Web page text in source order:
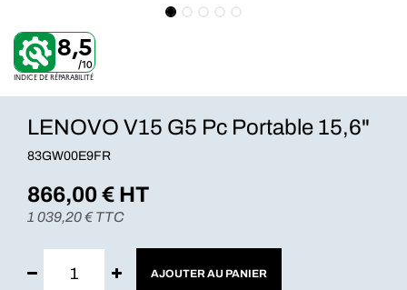
8,5
/10
INDICE DE RÉPARABILITÉ
LENOVO V15 G5 Pc Portable 15,6"
83GW00E9FR
866,00€ HT
1 039,20€ TTC
AJOUTER AU PANIER